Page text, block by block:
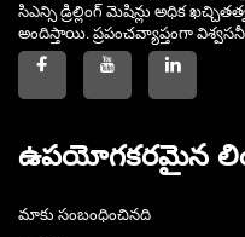
సిఎన్సి డ్రిల్లింగ్ మెషిన్లు అధిక
అందిస్తాయి. ప్రపంచవ్యాప్తంగా
ఉపయోగకరమైన
మాకు సంబంధించినది